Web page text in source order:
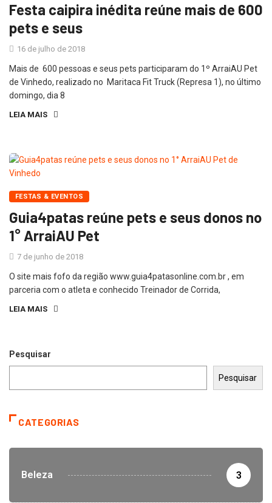
Festa caipira inédita reúne mais de 600
pets e seus
16 de julho de 2018
Mais de 600 pessoas e seus pets participaram do 1º ArraiAU Pet
de Vinhedo, realizado no Maritaca Fit Truck (Represa 1), no último
domingo, dia 8
LEIA MAIS
FESTAS & EVENTOS
Guia4patas reúne pets e seus donos no
1° ArraiAU Pet
7 de junho de 2018
O site mais fofo da região www.guia4patasonline.com.br , em
parceria com o atleta e conhecido Treinador de Corrida,
LEIA MAIS
Pesquisar
Pesquisar
CATEGORIAS
Beleza 3